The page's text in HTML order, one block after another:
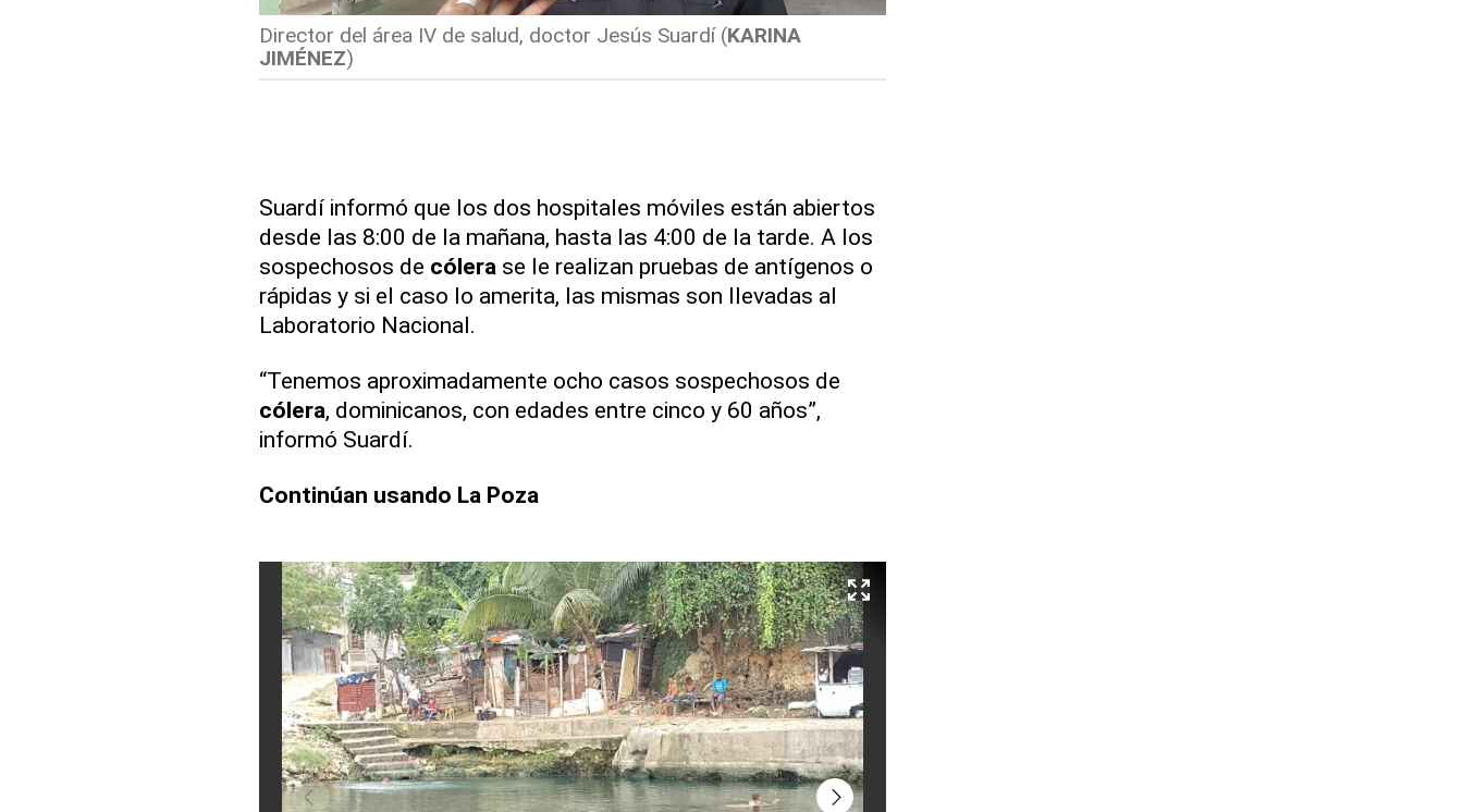
Director del área IV de salud, doctor Jesús Suardí(KARINA
JIMÉNEZ)
Suardí informó que los dos hospitales móviles están abiertos
desde las 8:00 de la mañana, hasta las 4:00 de la tarde. A los
sospechosos de cólera se le realizan pruebas de antígenos o
rápidas y si el caso lo amerita, las mismas son llevadas al
Laboratorio Nacional.
“Tenemos aproximadamente ocho casos sospechosos de
cólera, dominicanos, con edades entre cinco y 60 años”,
informó Suardí.
Continúan usando La Poza